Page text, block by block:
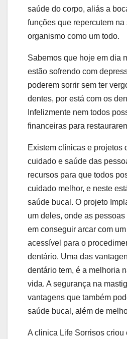
saúde do corpo, aliás a
funções que repercutem na
organismo como um todo.
Sabemos que hoje em dia
estão sofrendo com
poderem sorrir sem ter
dentes, por está com os
Infelizmente nem todos
financeiras para
Existem clínicas e projetos
cuidado e saúde das
recursos para que todos
cuidado melhor, e neste
saúde bucal. O projeto
um deles, onde as
em conseguir arcar com
acessível para o
dentário. Uma das
dentário tem, é a melhoria
vida. A segurança na
vantagens que também
saúde bucal, além de
A clinica Life Sorrisos criou